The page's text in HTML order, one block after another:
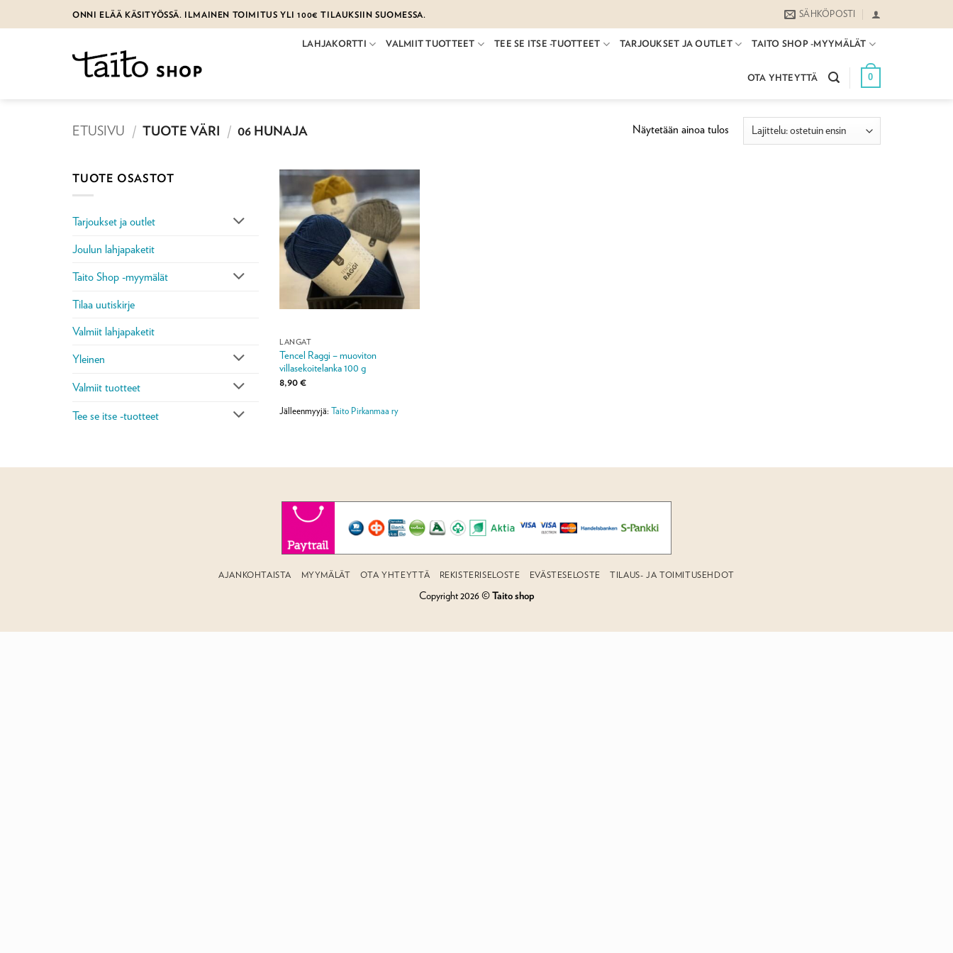
to
ONNI ELÄÄ KÄSITYÖSSÄ. ILMAINEN TOIMITUS YLI 100€ TILAUKSIIN SUOMESSA. SÄHKÖPOSTI
LAHJAKORTTI VALMIIT TUOTTEET TEE SE ITSE -TUOTTEET TARJOUKSET JA OUTLET TAITO SHOP -MYYMÄLÄT
OTA YHTEYTTÄ 0
ETUSIVU / TUOTE VÄRI / 06 HUNAJA Näytetään ainoa tulos
TUOTE OSASTOT
Tarjoukset ja outlet
Joulun lahjapaketit
Taito Shop -myymälät
Tilaa uutiskirje
Valmiit lahjapaketit
Yleinen
Valmiit tuotteet
Tee se itse -tuotteet
LANGAT
Tencel Raggi – muoviton
villasekoitelanka 100 g
8,90€
Jälleenmyyjä:Taito Pirkanmaa ry
AJANKOHTAISTA MYYMÄLÄT OTA YHTEYTTÄ REKISTERISELOSTE EVÄSTESELOSTE TILAUS- JA TOIMITUSEHDOT
Copyright 2026 ©Taito shop